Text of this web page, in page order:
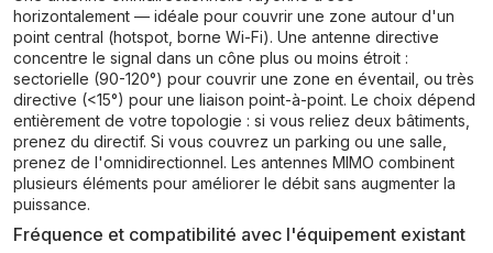
horizontalement — idéale pour couvrir une zone autour d'un
point central (hotspot, borne Wi-Fi). Une antenne directive
concentre le signal dans un cône plus ou moins étroit :
sectorielle (90-120°) pour couvrir une zone en éventail, ou très
directive (<15°) pour une liaison point-à-point. Le choix dépend
entièrement de votre topologie : si vous reliez deux bâtiments,
prenez du directif. Si vous couvrez un parking ou une salle,
prenez de l'omnidirectionnel. Les antennes MIMO combinent
plusieurs éléments pour améliorer le débit sans augmenter la
puissance.
Fréquence et compatibilité avec l'équipement existant